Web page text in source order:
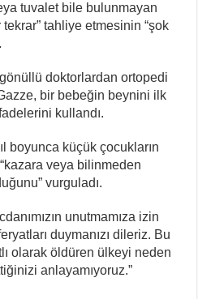
tuvalet bile bulunmayan
tahliye etmesinin “şok
doktorlardan ortopedi
bir bebeğin beynini ilk
kullandı.
boyunca küçük çocukların
veya bilinmeden
vurguladı.
unutmamıza izin
duymanızı dileriz. Bu
olarak öldüren ülkeyi neden
anlayamıyoruz.”